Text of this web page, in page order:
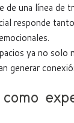
de una línea de
responde
ya no solo
generar